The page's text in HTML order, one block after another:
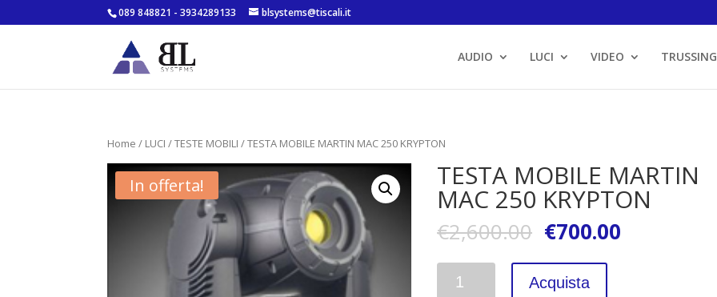
089 848821 - 3934289133 blsystems@tiscali.it
AUDIO LUCI VIDEO TRUSSING
Home / LUCI /TESTE MOBILI / TESTA MOBILE MARTIN MAC 250 KRYPTON
In offerta! TESTA MOBILE MARTIN
MAC 250 KRYPTON
€2,600.00 €700.00
Acquista